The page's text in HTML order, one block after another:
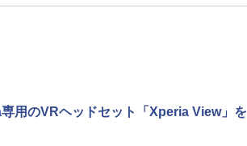
専用のVRヘッドセット「Xperia View」を